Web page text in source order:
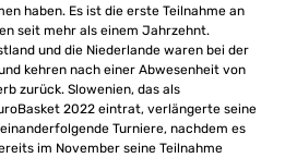
haben. Es ist die erste Teilnahme an
seit mehr als einem Jahrzehnt.
und die Niederlande waren bei der
kehren nach einer Abwesenheit von
zurück. Slowenien, das als
2022 eintrat, verlängerte seine
Turniere, nachdem es
im November seine Teilnahme